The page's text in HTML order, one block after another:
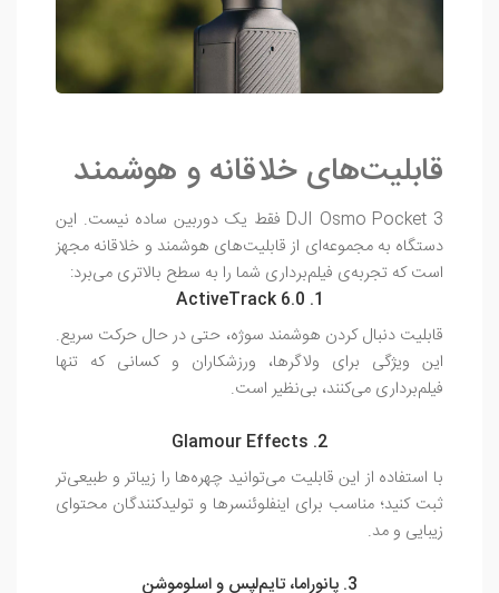
قابلیت‌های خلاقانه و هوشمند
DJI Osmo Pocket 3 فقط یک دوربین ساده نیست. این
دستگاه به مجموعه‌ای از قابلیت‌های هوشمند و خلاقانه مجهز
است که تجربه‌ی فیلم‌برداری شما را به سطح بالاتری می‌برد:
1. ActiveTrack 6.0
قابلیت دنبال کردن هوشمند سوژه، حتی در حال حرکت سریع.
این ویژگی برای ولاگرها، ورزشکاران و کسانی که تنها
فیلم‌برداری می‌کنند، بی‌نظیر است.
2. Glamour Effects
با استفاده از این قابلیت می‌توانید چهره‌ها را زیباتر و طبیعی‌تر
ثبت کنید؛ مناسب برای اینفلوئنسرها و تولیدکنندگان محتوای
زیبایی و مد.
3. پانوراما، تایم‌لپس و اسلوموشن